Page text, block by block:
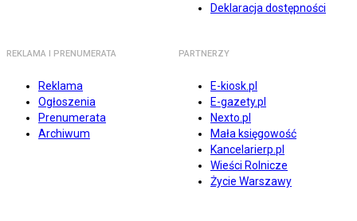
Deklaracja dostępności
REKLAMA I PRENUMERATA
Reklama
Ogłoszenia
Prenumerata
Archiwum
PARTNERZY
E-kiosk.pl
E-gazety.pl
Nexto.pl
Mała księgowość
Kancelarierp.pl
Wieści Rolnicze
Życie Warszawy